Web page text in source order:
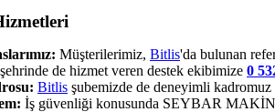
Müşterilerimiz, Bitlis'da bulunan
şehrinde de hizmet veren destek ekibimize 0
Bitlis şubemizde de deneyimli kadromuz
İş güvenliği konusunda SEYBAR